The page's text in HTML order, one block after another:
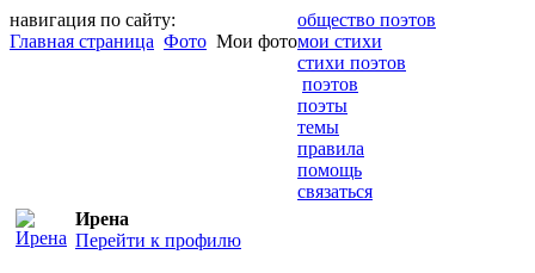
навигация по сайту:
Главная страница Фото Мои фото
общество поэтов
мои стихи
стихи поэтов
поэтов
поэты
темы
правила
помощь
связаться
Ирена
Перейти к профилю